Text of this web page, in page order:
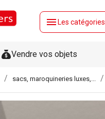
menu Les catégories
Vendre vos objets
sacs, maroquineries luxes,...